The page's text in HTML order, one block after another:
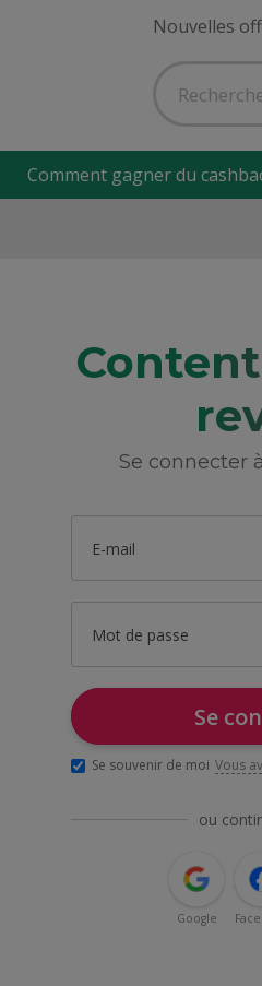
Nouvelles
Comment gagner du
Se connecter
E-mail
Mot de passe
Se
Se souvenir de moi Vous
ou
Google